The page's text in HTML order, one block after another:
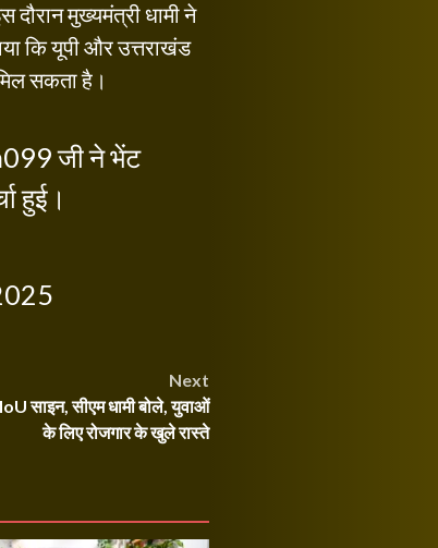
मुख्यमंत्री धामी ने
कि यूपी और उत्तराखंड
सकता है।
जी ने भेंट
हुई।
Next
साइन, सीएम धामी बोले, युवाओं
के लिए रोजगार के खुले रास्ते